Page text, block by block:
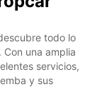
todo lo
una amplia
servicios,
y sus